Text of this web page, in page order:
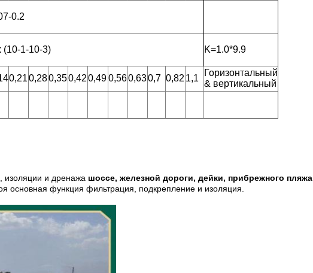
0.2
(10-1-10-3) K=1.0*9.9
0,210,280,350,420,490,560,630,7 0,82 1,1
Горизонтальный
& вертикальный
изоляции и дренажа шоссе, железной дороги, дейки, прибрежного пляжа
основная функция фильтрация, подкрепление и изоляция.